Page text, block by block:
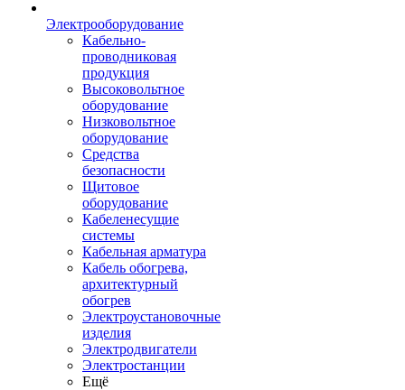
Электрооборудование
Кабельно-
проводниковая
продукция
Высоковольтное
оборудование
Низковольтное
оборудование
Средства
безопасности
Щитовое
оборудование
Кабеленесущие
системы
Кабельная арматура
Кабель обогрева,
архитектурный
обогрев
Электроустановочные
изделия
Электродвигатели
Электростанции
Ещё